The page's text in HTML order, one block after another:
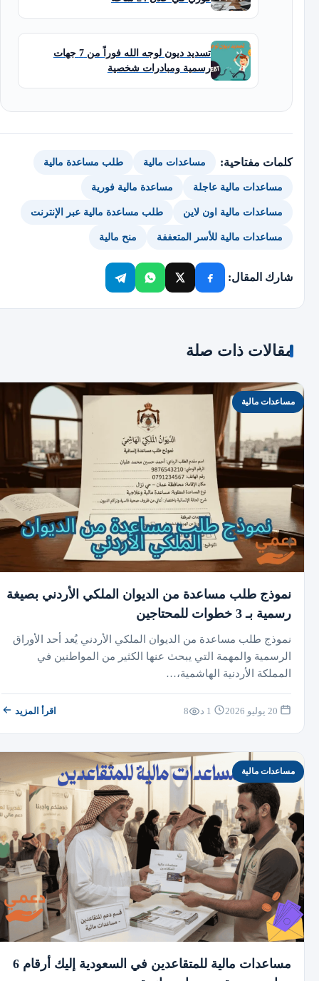
تسديد ديون لوجه الله فوراً من 7 جهات
رسمية ومبادرات شخصية
كلمات مفتاحية: مساعدات مالية طلب مساعدة مالية
مساعدات مالية عاجلة مساعدة مالية فورية
مساعدات مالية اون لاين طلب مساعدة مالية عبر الإنترنت
مساعدات مالية للأسر المتعففة منح مالية
شارك المقال:
مقالات ذات صلة
مساعدات مالية
نموذج طلب مساعدة من الديوان الملكي الأردني بصيغة
رسمية بـ 3 خطوات للمحتاجين
نموذج طلب مساعدة من الديوان الملكي الأردني يُعد أحد الأوراق
الرسمية والمهمة التي يبحث عنها الكثير من المواطنين في
المملكة الأردنية الهاشمية،…
8 اقرأ المزيد
مساعدات مالية
مساعدات مالية للمتقاعدين في السعودية إليك أرقام 6